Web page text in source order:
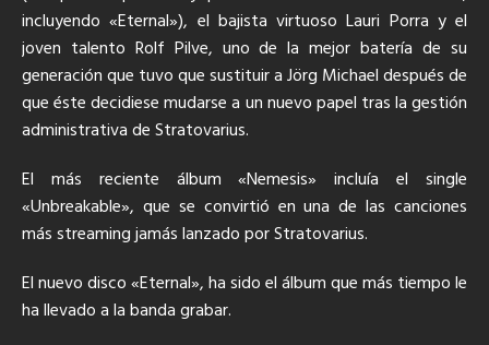
incluyendo «Eternal»), el bajista virtuoso Lauri Porra y el
joven talento Rolf Pilve, uno de la mejor batería de su
generación que tuvo que sustituir a Jörg Michael después de
que éste decidiese mudarse a un nuevo papel tras la gestión
administrativa de Stratovarius.
El más reciente álbum «Nemesis» incluía el single
«Unbreakable», que se convirtió en una de las canciones
más streaming jamás lanzado por Stratovarius.
El nuevo disco «Eternal», ha sido el álbum que más tiempo le
ha llevado a la banda grabar.